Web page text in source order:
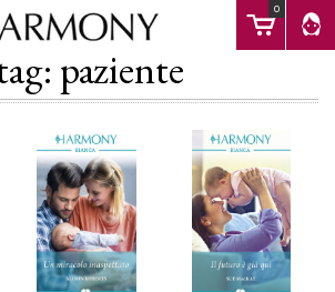
0
paziente